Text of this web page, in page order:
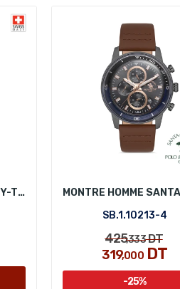
MONTRE HOMME MATHEY-TISSOT H901ALBU
SB.1.10213-4
425,333DT
319,000DT
-25%